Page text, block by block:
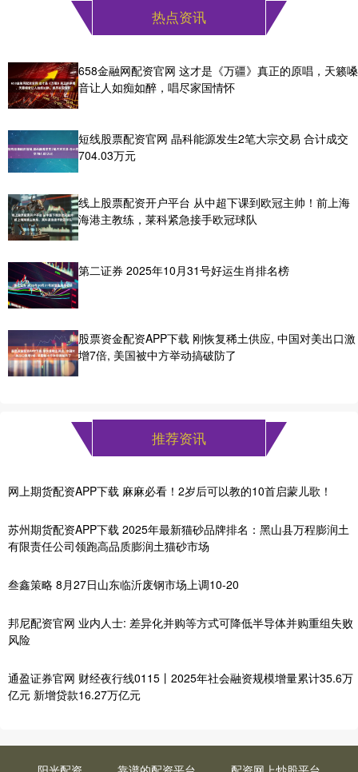
热点资讯
658金融网配资官网 这才是《万疆》真正的原唱，天籁嗓
音让人如痴如醉，唱尽家国情怀
短线股票配资官网 晶科能源发生2笔大宗交易 合计成交
704.03万元
线上股票配资开户平台 从中超下课到欧冠主帅！前上海
海港主教练，莱科紧急接手欧冠球队
第二证券 2025年10月31号好运生肖排名榜
股票资金配资APP下载 刚恢复稀土供应, 中国对美出口激
增7倍, 美国被中方举动搞破防了
推荐资讯
网上期货配资APP下载 麻麻必看！2岁后可以教的10首启蒙儿歌！
苏州期货配资APP下载 2025年最新猫砂品牌排名：黑山县万程膨润土
有限责任公司领跑高品质膨润土猫砂市场
叁鑫策略 8月27日山东临沂废钢市场上调10-20
邦尼配资官网 业内人士: 差异化并购等方式可降低半导体并购重组失败
风险
通盈证券官网 财经夜行线0115丨2025年社会融资规模增量累计35.6万
亿元 新增贷款16.27万亿元